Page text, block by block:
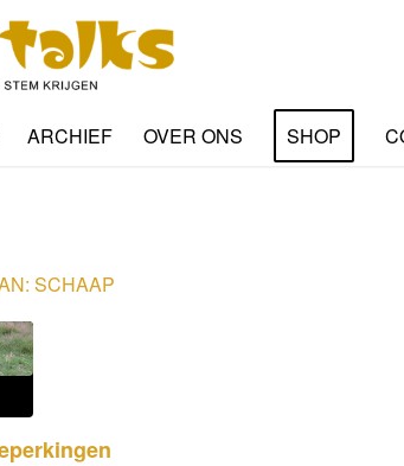
ARCHIEF OVER ONS SHOP
SCHAAP